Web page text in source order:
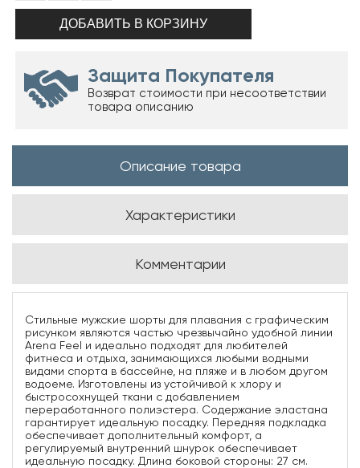
Защита Покупателя
Возврат стоимости при несоответствии
товара описанию
Описание товара
Характеристики
Комментарии
Стильные мужские шорты для плавания с графическим
рисунком являются частью чрезвычайно удобной линии
Arena Feel и идеально подходят для любителей
фитнеса и отдыха, занимающихся любыми водными
видами спорта в бассейне, на пляже и в любом другом
водоеме. Изготовлены из устойчивой к хлору и
быстросохнущей ткани с добавлением
переработанного полиэстера. Содержание эластана
гарантирует идеальную посадку. Передняя подкладка
обеспечивает дополнительный комфорт, а
регулируемый внутренний шнурок обеспечивает
идеальную посадку. Длина боковой стороны: 27 см.